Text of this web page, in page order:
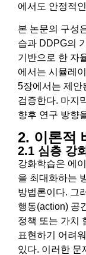
에서도 안정적
본 논문의 구성
습과 DDPG의
기반으로 한 자
에서는 시뮬레
5장에서는 제안
검증한다. 마지
향후 연구 방향
2. 이론적
2.1 심층 강
강화학습은 에
을 최대화하는
방법론이다. 그
행동(action) 공
정책 또는 가치
표현하기 어려
있다. 이러한 문